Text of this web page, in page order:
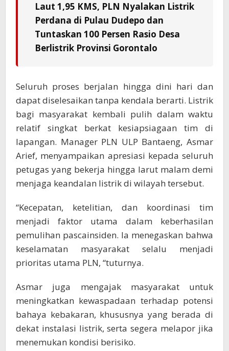
Laut 1,95 KMS, PLN Nyalakan Listrik
Perdana di Pulau Dudepo dan
Tuntaskan 100 Persen Rasio Desa
Berlistrik Provinsi Gorontalo
Seluruh proses berjalan hingga dini hari dan
dapat diselesaikan tanpa kendala berarti. Listrik
bagi masyarakat kembali pulih dalam waktu
relatif singkat berkat kesiapsiagaan tim di
lapangan. Manager PLN ULP Bantaeng, Asmar
Arief, menyampaikan apresiasi kepada seluruh
petugas yang bekerja hingga larut malam demi
menjaga keandalan listrik di wilayah tersebut.
“Kecepatan, ketelitian, dan koordinasi tim
menjadi faktor utama dalam keberhasilan
pemulihan pascainsiden. Ia menegaskan bahwa
keselamatan masyarakat selalu menjadi
prioritas utama PLN, “tuturnya.
Asmar juga mengajak masyarakat untuk
meningkatkan kewaspadaan terhadap potensi
bahaya kebakaran, khususnya yang berada di
dekat instalasi listrik, serta segera melapor jika
menemukan kondisi berisiko.